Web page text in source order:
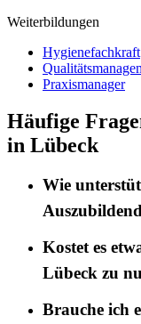
Weiterbildungen
Hygienefachkraft
Praxismanager
Häufige
in Lübeck
Wie
Kostet es
Lübeck zu
Brauche ich